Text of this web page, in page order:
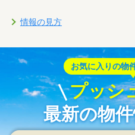
情報の見方
お気に入りの物
プッシ
最新の物